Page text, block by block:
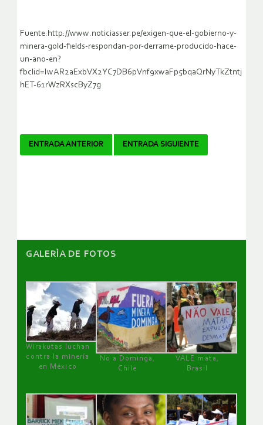
Fuente:http://www.noticiasser.pe/exigen-que-el-gobierno-y-
minera-gold-fields-respondan-por-derrame-producido-hace-
un-ano-en?
fbclid=IwAR2aExbVX2YC7DB6pVnf9xwaFp5bqaQrNyTkZtntj
hET-61rWzRXscByZ7g
Navegador
ENTRADA ANTERIOR ENTRADA SIGUIENTE
GALERÌA DE FOTOS
Wirakutas luchan
contra la minería
en México
No a Dominga,
Chile
VALE mata,
Brasil